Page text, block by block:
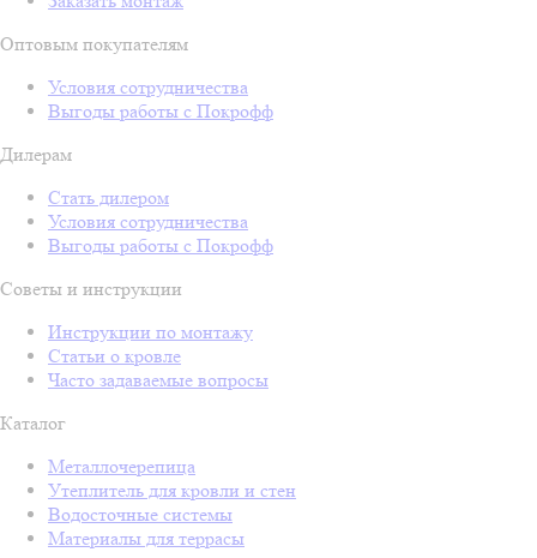
Оптовым покупателям
Условия сотрудничества
Выгоды работы с Покрофф
Дилерам
Стать дилером
Условия сотрудничества
Выгоды работы с Покрофф
Советы и инструкции
Инструкции по монтажу
Статьи о кровле
Часто задаваемые вопросы
Каталог
Металлочерепица
Утеплитель для кровли и стен
Водосточные системы
Материалы для террасы